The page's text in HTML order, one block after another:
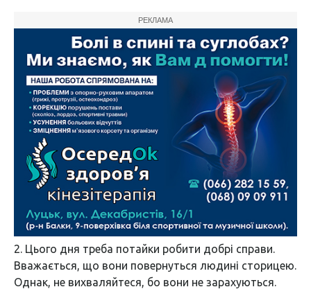
РЕКЛАМА
2. Цього дня треба потайки робити добрі справи.
Вважається, що вони повернуться людині сторицею.
Однак, не вихваляйтеся, бо вони не зарахуються.